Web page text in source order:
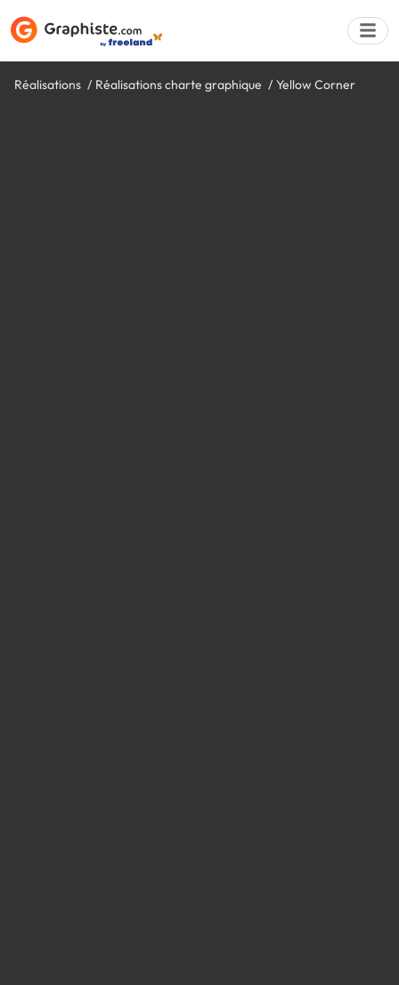
Réalisations Réalisations charte graphique Yellow Corner